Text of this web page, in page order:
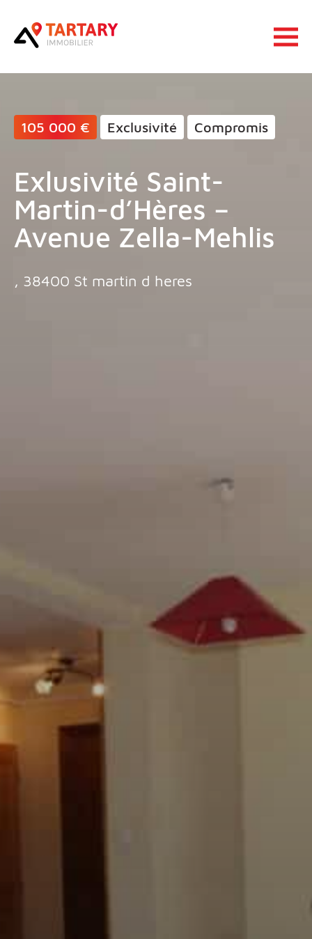
Ouvrir
105 000 € Exclusivité Compromis
Exlusivité Saint-
Martin-d’Hères –
Avenue Zella-Mehlis
, 38400 St martin d heres